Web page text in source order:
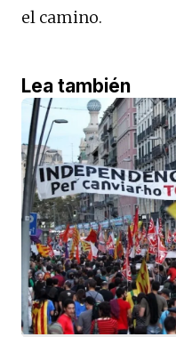
el camino.
Lea también